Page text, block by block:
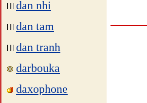
dan nhi
dan tam
dan tranh
darbouka
daxophone